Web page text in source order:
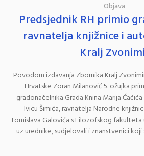
Objava
Predsjednik RH primio
ravnatelja knjižnice i
Kralj
Povodom izdavanja Zbornika Kralj
Hrvatske Zoran Milanović 5. ožujka
gradonačelnika Grada Knina Marija
Ivicu Šimića, ravnatelja Narodne
Tomislava Galovića s Filozofskog fakulteta
uz urednike, sudjelovali i znanstvenici koji